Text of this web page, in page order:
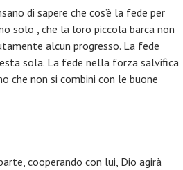
di sapere che cos’è la fede per
solo , che la loro piccola barca non
alcun progresso. La fede
sola. La fede nella forza salvifica
che non si combini con le buone
cooperando con lui, Dio agirà